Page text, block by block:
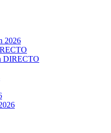
2026
DIRECTO